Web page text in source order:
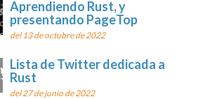
Aprendiendo Rust, y
presentando PageTop
del 13 de octubre de 2022
Lista de Twitter dedicada a
Rust
del 27 de junio de 2022